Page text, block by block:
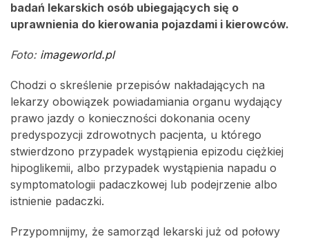
badań lekarskich osób ubiegających się o
uprawnienia do kierowania pojazdami i kierowców.
Foto: imageworld.pl
Chodzi o skreślenie przepisów nakładających na
lekarzy obowiązek powiadamiania organu wydający
prawo jazdy o konieczności dokonania oceny
predyspozycji zdrowotnych pacjenta, u którego
stwierdzono przypadek wystąpienia epizodu ciężkiej
hipoglikemii, albo przypadek wystąpienia napadu o
symptomatologii padaczkowej lub podejrzenie albo
istnienie padaczki.
Przypomnijmy, że samorząd lekarski już od połowy